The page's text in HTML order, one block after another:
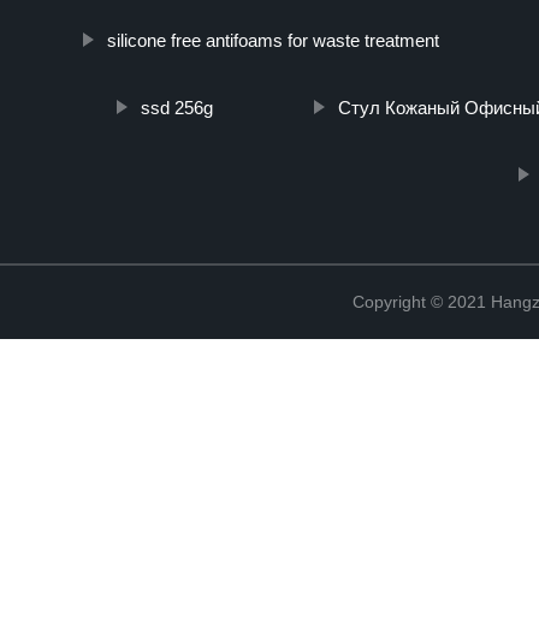
silicone free antifoams for waste treatment
ssd 256g Стул Кожаный
Copyright © 2021